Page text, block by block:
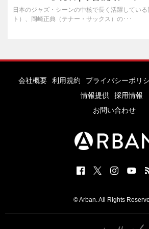
日本のジャズ・シーンの中核で長く活躍してい
ト）、岡崎正典（テナー・サックス）の･･･
会社概要 利用規約 プライバシーポリ
情報提供
採用情報
お問い合わせ
© Arban. All Rights